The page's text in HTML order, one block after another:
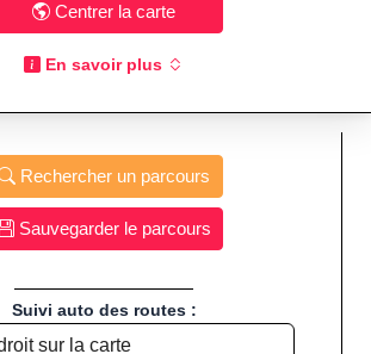
Centrer la carte
En savoir plus
Rechercher un parcours
Sauvegarder le parcours
Suivi auto des routes :